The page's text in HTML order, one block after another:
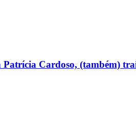
Cardoso, (também)